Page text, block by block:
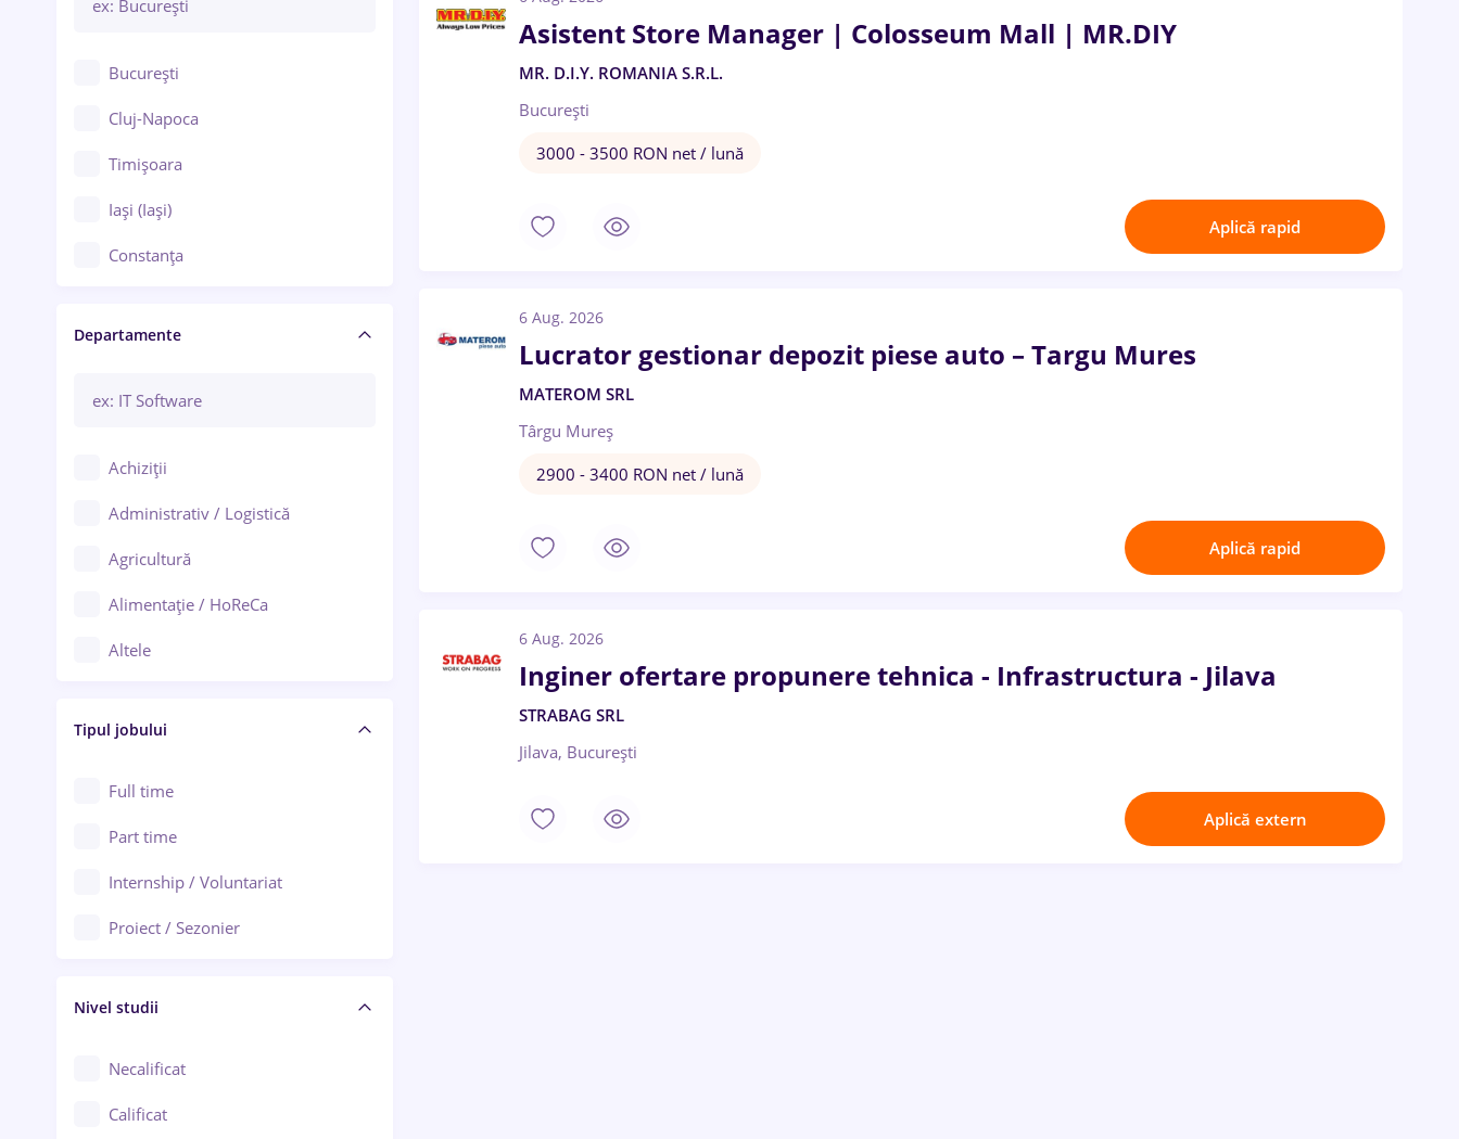
București
Cluj-Napoca
Timișoara
Iași (Iași)
Constanța
Brașov
Bacău
Galați (Galați)
Ploiești
Arad
Baia Mare
Bârlad
Bistrița (Bistrița-Năsăud)
Departamente
Achiziții
Administrativ / Logistică
Agricultură
Alimentație / HoReCa
Altele
Asigurări
Au pair / Babysitter / Curățenie
Audit / Consultanță
Auto / Echipamente
Automatizări
Cercetare - dezvoltare
Chimie / Biochimie
Confecții / Design vestimentar
Tipul jobului
Full time
Part time
Internship / Voluntariat
Proiect / Sezonier
Nivel studii
Necalificat
Calificat
Asistent Store Manager | Colosseum Mall | MR.DIY
MR. D.I.Y. ROMANIA S.R.L.
București
3000 - 3500 RON net / lună
Aplică rapid
6 Aug. 2026
Lucrator gestionar depozit piese auto – Targu Mures
MATEROM SRL
Târgu Mureș
2900 - 3400 RON net / lună
Aplică rapid
6 Aug. 2026
Inginer ofertare propunere tehnica - Infrastructura - Jilava
STRABAG SRL
Jilava, București
Aplică extern